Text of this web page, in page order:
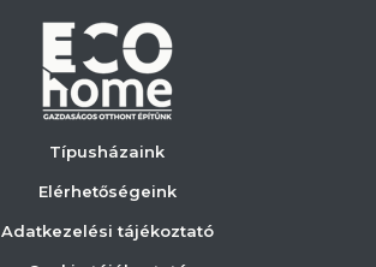
Típusházaink
Elérhetőségeink
Adatkezelési tájékoztató